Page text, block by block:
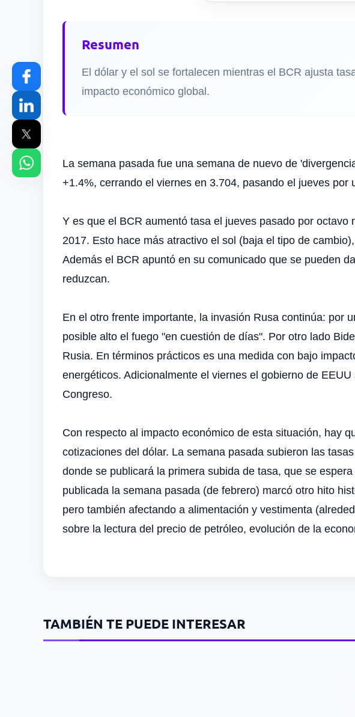
Resumen
El dólar y el sol se fortalecen mientras el BCR ajusta
impacto económico global.
La semana pasada fue una semana de nuevo de
+1.4%, cerrando el viernes en 3.704, pasando el jueves
Y es que el BCR aumentó tasa el jueves pasado por
2017. Esto hace más atractivo el sol (baja el tipo de
Además el BCR apuntó en su comunicado que se pueden
reduzcan.
En el otro frente importante, la invasión Rusa continúa: por
posible alto el fuego "en cuestión de días". Por otro lado
Rusia. En términos prácticos es una medida con bajo
energéticos. Adicionalmente el viernes el gobierno de
Congreso.
Con respecto al impacto económico de esta situación, hay
cotizaciones del dólar. La semana pasada subieron las
donde se publicará la primera subida de tasa, que se
publicada la semana pasada (de febrero) marcó otro hito
pero también afectando a alimentación y vestimenta
sobre la lectura del precio de petróleo, evolución de la
TAMBIÉN TE PUEDE INTERESAR